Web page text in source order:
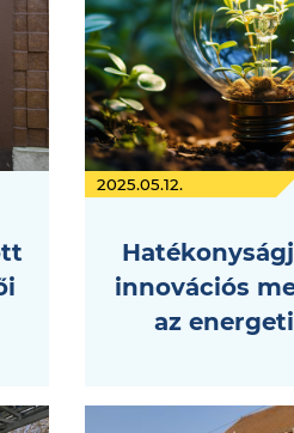
2025.05.12.
innovációs
az